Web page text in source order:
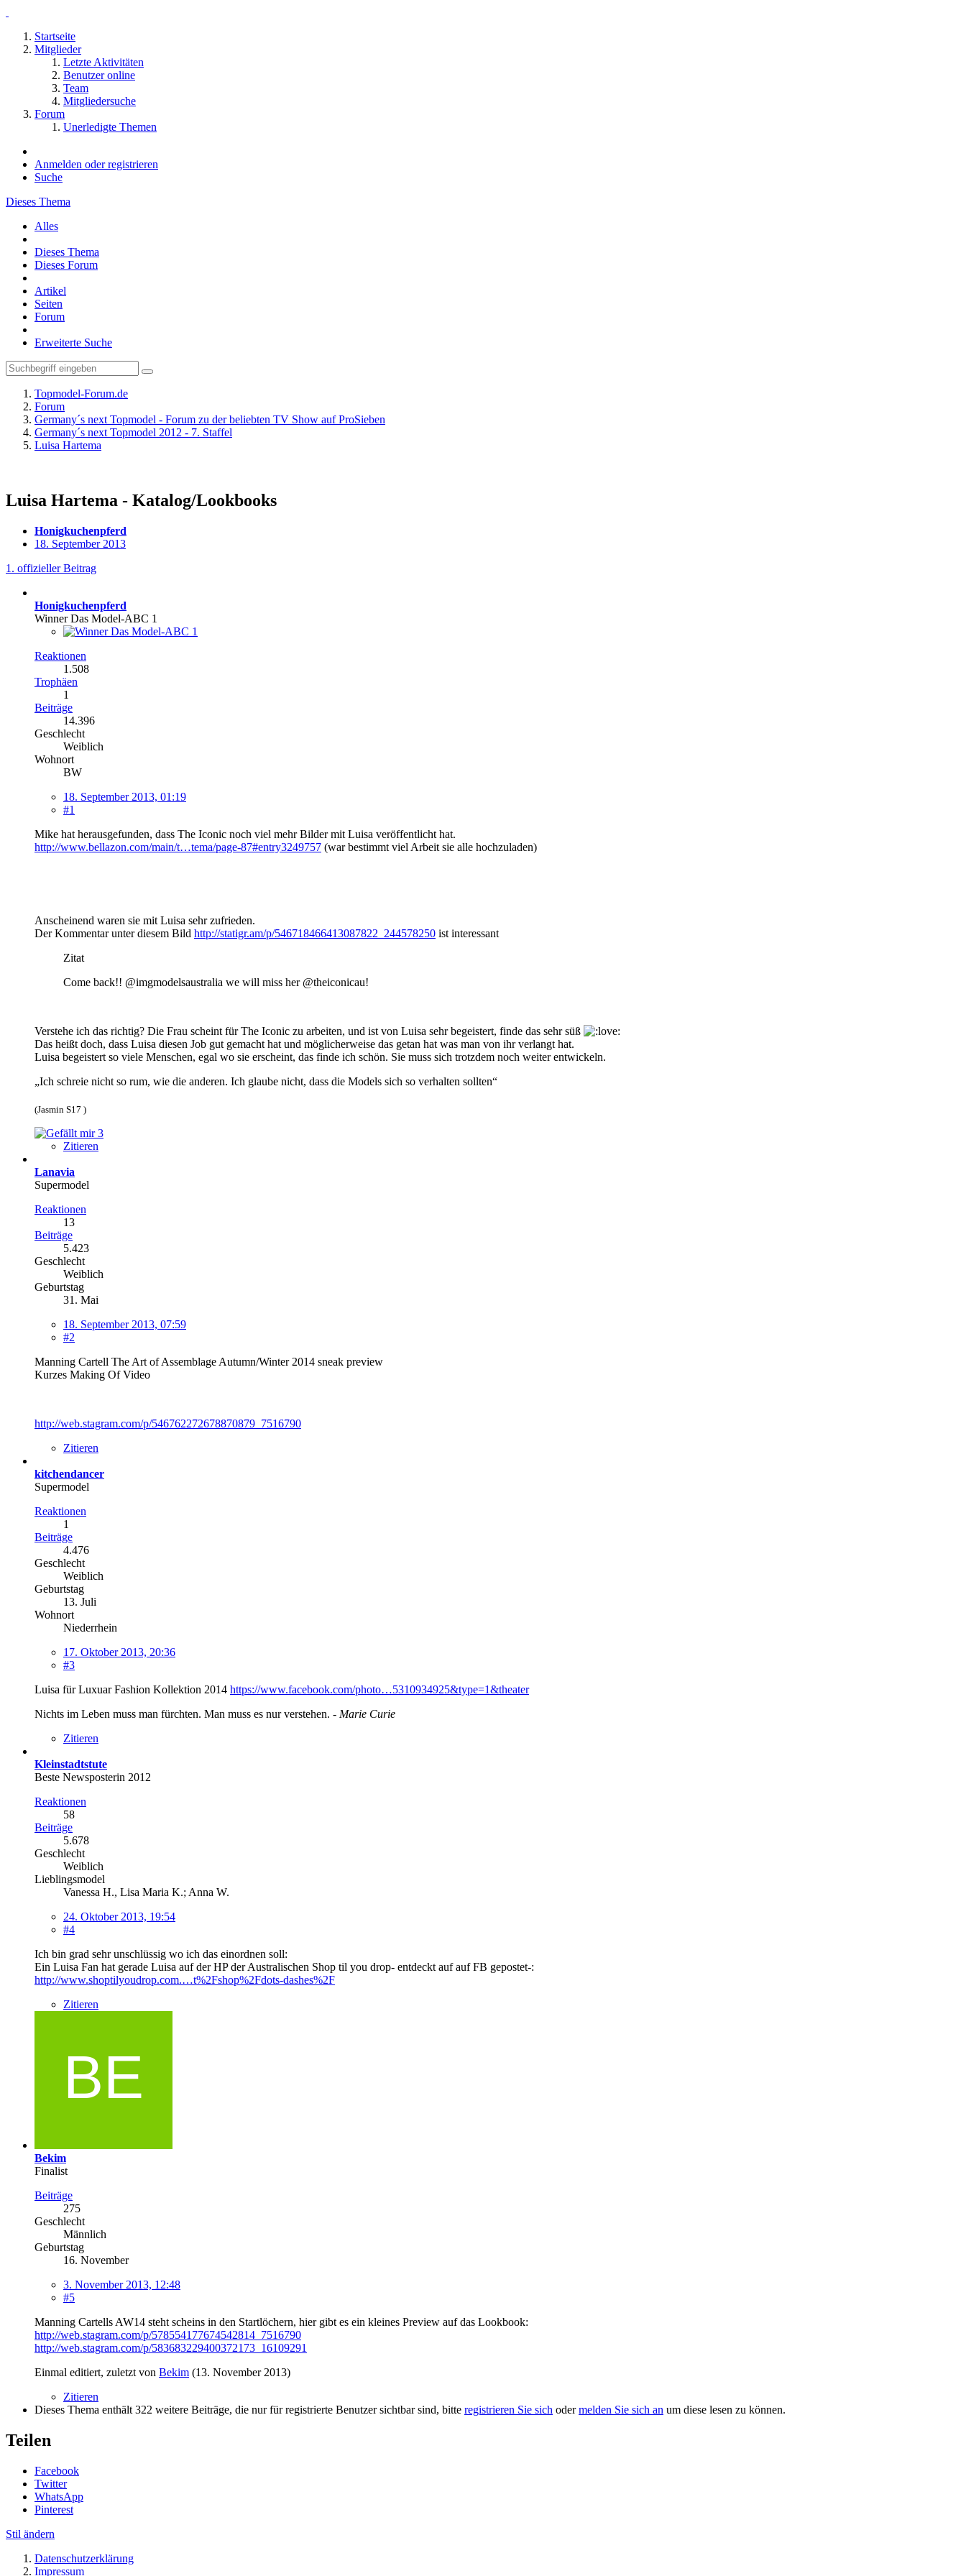
Startseite
Mitglieder
Letzte Aktivitäten
Benutzer online
Team
Mitgliedersuche
Forum
Unerledigte Themen
Anmelden oder registrieren
Suche
Dieses Thema
Alles
Dieses Thema
Dieses Forum
Artikel
Seiten
Forum
Erweiterte Suche
Topmodel-Forum.de
Forum
Germany´s next Topmodel - Forum zu der beliebten TV Show auf ProSieben
Germany´s next Topmodel 2012 - 7. Staffel
Luisa Hartema
Luisa Hartema - Katalog/Lookbooks
Honigkuchenpferd
18. September 2013
1. offizieller Beitrag
Honigkuchenpferd
Winner Das Model-ABC 1
Reaktionen
1.508
Trophäen
1
Beiträge
14.396
Geschlecht
Weiblich
Wohnort
BW
18. September 2013, 01:19
#1
Mike hat herausgefunden, dass The Iconic noch viel mehr Bilder mit Luisa veröffentlicht hat.
http://www.bellazon.com/main/t…tema/page-87#entry3249757 (war bestimmt viel Arbeit sie alle hochzuladen)
Anscheinend waren sie mit Luisa sehr zufrieden.
Der Kommentar unter diesem Bild http://statigr.am/p/546718466413087822_244578250 ist interessant
Zitat
Come back!! @imgmodelsaustralia we will miss her @theiconicau!
Verstehe ich das richtig? Die Frau scheint für The Iconic zu arbeiten, und ist von Luisa sehr begeistert, finde das sehr süß
Das heißt doch, dass Luisa diesen Job gut gemacht hat und möglicherweise das getan hat was man von ihr verlangt hat.
Luisa begeistert so viele Menschen, egal wo sie erscheint, das finde ich schön. Sie muss sich trotzdem noch weiter entwickeln.
„Ich schreie nicht so rum, wie die anderen. Ich glaube nicht, dass die Models sich so verhalten sollten“
(Jasmin S17 )
3
Zitieren
Lanavia
Supermodel
Reaktionen
13
Beiträge
5.423
Geschlecht
Weiblich
Geburtstag
31. Mai
18. September 2013, 07:59
#2
Manning Cartell The Art of Assemblage Autumn/Winter 2014 sneak preview
Kurzes Making Of Video
http://web.stagram.com/p/546762272678870879_7516790
Zitieren
kitchendancer
Supermodel
Reaktionen
1
Beiträge
4.476
Geschlecht
Weiblich
Geburtstag
13. Juli
Wohnort
Niederrhein
17. Oktober 2013, 20:36
#3
Luisa für Luxuar Fashion Kollektion 2014 https://www.facebook.com/photo…5310934925&type=1&theater
Nichts im Leben muss man fürchten. Man muss es nur verstehen. - Marie Curie
Zitieren
Kleinstadtstute
Beste Newsposterin 2012
Reaktionen
58
Beiträge
5.678
Geschlecht
Weiblich
Lieblingsmodel
Vanessa H., Lisa Maria K.; Anna W.
24. Oktober 2013, 19:54
#4
Ich bin grad sehr unschlüssig wo ich das einordnen soll:
Ein Luisa Fan hat gerade Luisa auf der HP der Australischen Shop til you drop- entdeckt auf auf FB gepostet-:
http://www.shoptilyoudrop.com.…t%2Fshop%2Fdots-dashes%2F
Zitieren
Bekim
Finalist
Beiträge
275
Geschlecht
Männlich
Geburtstag
16. November
3. November 2013, 12:48
#5
Manning Cartells AW14 steht scheins in den Startlöchern, hier gibt es ein kleines Preview auf das Lookbook:
http://web.stagram.com/p/578554177674542814_7516790
http://web.stagram.com/p/583683229400372173_16109291
Einmal editiert, zuletzt von Bekim (13. November 2013)
Zitieren
Dieses Thema enthält 322 weitere Beiträge, die nur für registrierte Benutzer sichtbar sind, bitte registrieren Sie sich odermelden Sie sich an um diese lesen zu können.
Teilen
Facebook
Twitter
WhatsApp
Pinterest
Stil ändern
Datenschutzerklärung
Impressum